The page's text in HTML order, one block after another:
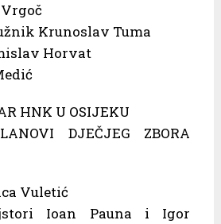
Krunoslav Tuma
Horvat
HNK U OSIJEKU
DJEČJEG ZBORA
Vuletić
Ioan Pauna i Igor